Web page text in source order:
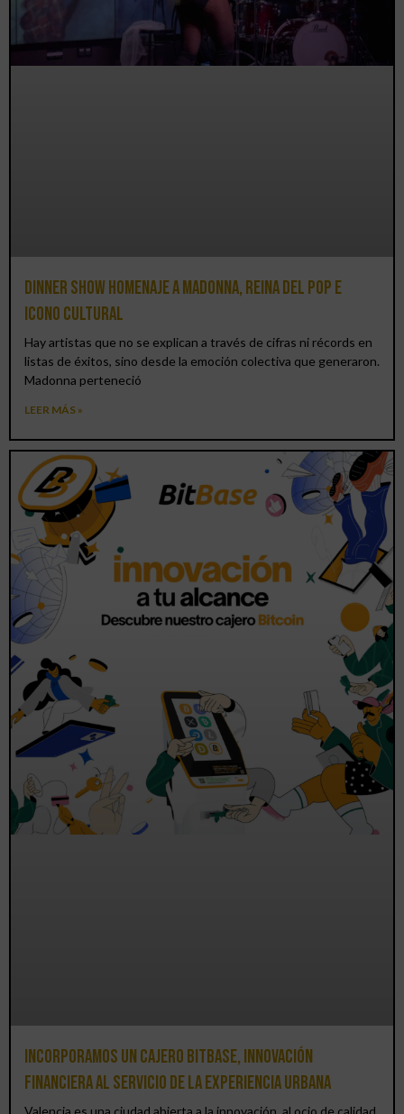
Dinner Show homenaje a Madonna, reina del pop e
icono cultural
Hay artistas que no se explican a través de cifras ni récords en
listas de éxitos, sino desde la emoción colectiva que generaron.
Madonna perteneció
LEER MÁS »
Incorporamos un cajero BitBase, innovación
financiera al servicio de la experiencia urbana
Valencia es una ciudad abierta a la innovación, al ocio de calidad